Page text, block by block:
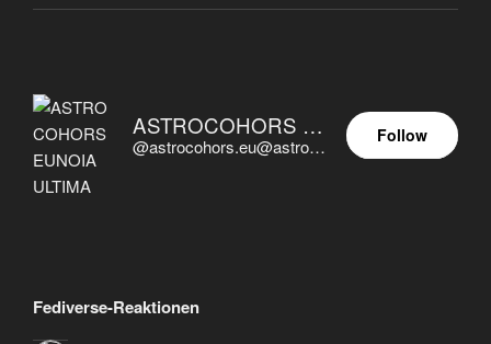
ASTROCOHORS EUNOIA ULTIMA
@astrocohors.eu@astrocohors.eu
Follow
Fediverse-Reaktionen